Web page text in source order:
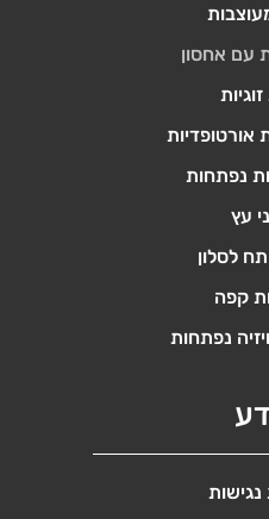
עם אחסון
אורטופדיות
נפתחות
עץ
לסלון
קפה
נפתחות